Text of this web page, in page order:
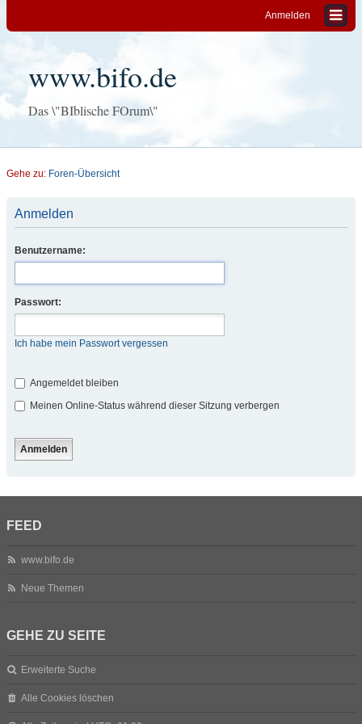
Anmelden
www.bifo.de
Das \"BIblische FOrum\"
Gehe zu: Foren-Übersicht
Anmelden
Benutzername:
Passwort:
Ich habe mein Passwort vergessen
Angemeldet bleiben
Meinen Online-Status während dieser Sitzung verbergen
FEED
www.bifo.de
Neue Themen
GEHE ZU SEITE
Erweiterte Suche
Alle Cookies löschen